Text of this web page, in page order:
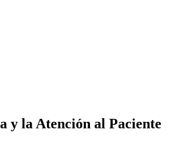
y la Atención al Paciente